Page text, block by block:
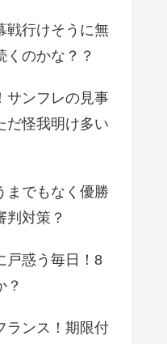
戦行けそうに無
くのかな？？
サンフレの見事
だ怪我明け多い
までもなく優勝
判対策？
戸惑う毎日！8
？
ランス！期限付